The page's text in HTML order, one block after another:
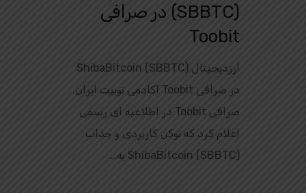
(SBBTC) در صرافی
Toobit
ارزدیجیتال ShibaBitcoin (SBBTC)
در صرافی Toobit آکادمی توبیت ایران.
صرافی Toobit در اطلاعیه‌ ای رسمی
اعلام کرد که توکن کاربردی و جذاب
ShibaBitcoin (SBBTC) به‌…